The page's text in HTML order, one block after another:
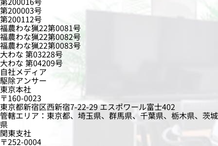
第200003号
第200112号
福農わな猟22第0081号
福農わな猟22第0082号
福農わな猟22第0083号
大わな 第03228号
大わな 第04209号
自社メディア
駆除アンサー
東京本社
〒160-0023
東京都新宿区西新宿7-22-29 エスポワール富士402
管轄エリア：東京都、埼玉県、群馬県、千葉県、栃木県、茨城
県
関東支社
〒252-0004